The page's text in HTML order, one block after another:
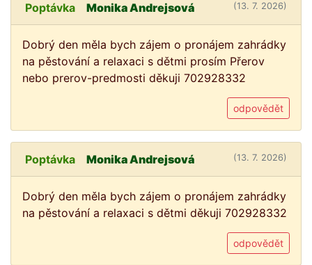
Poptávka Monika Andrejsová (13. 7. 2026)
Dobrý den měla bych zájem o pronájem zahrádky
na pěstování a relaxaci s dětmi prosím Přerov
nebo prerov-predmosti děkuji 702928332
odpovědět
Poptávka Monika Andrejsová (13. 7. 2026)
Dobrý den měla bych zájem o pronájem zahrádky
na pěstování a relaxaci s dětmi děkuji 702928332
odpovědět